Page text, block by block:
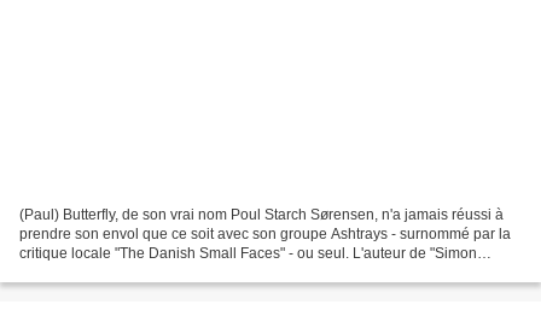
(Paul) Butterfly, de son vrai nom Poul Starch Sørensen, n'a jamais réussi à
prendre son envol que ce soit avec son groupe Ashtrays - surnommé par la
critique locale "The Danish Small Faces" - ou seul. L'auteur de "Simon